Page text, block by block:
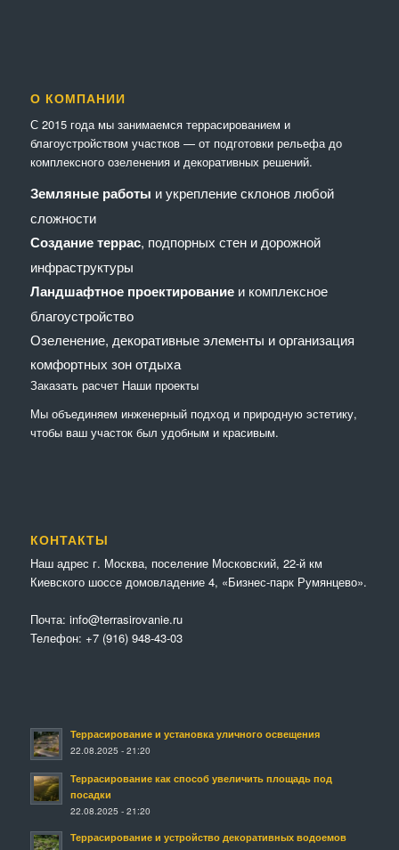
О КОМПАНИИ
С 2015 года мы занимаемся террасированием и
благоустройством участков — от подготовки рельефа до
комплексного озеленения и декоративных решений.
Земляные работы и укрепление склонов любой
сложности
Создание террас, подпорных стен и дорожной
инфраструктуры
Ландшафтное проектированиеи комплексное
благоустройство
Озеленение, декоративные элементы и организация
комфортных зон отдыха
Заказать расчет Наши проекты
Мы объединяем инженерный подход и природную эстетику,
чтобы ваш участок был удобным и красивым.
КОНТАКТЫ
Наш адрес г. Москва, поселение Московский, 22-й км
Киевского шоссе домовладение 4, «Бизнес-парк Румянцево».
Почта: info@terrasirovanie.ru
Телефон: +7 (916) 948-43-03
Террасирование и установка уличного освещения
22.08.2025 - 21:20
Террасирование как способ увеличить площадь под
посадки
22.08.2025 - 21:20
Террасирование и устройство декоративных водоемов